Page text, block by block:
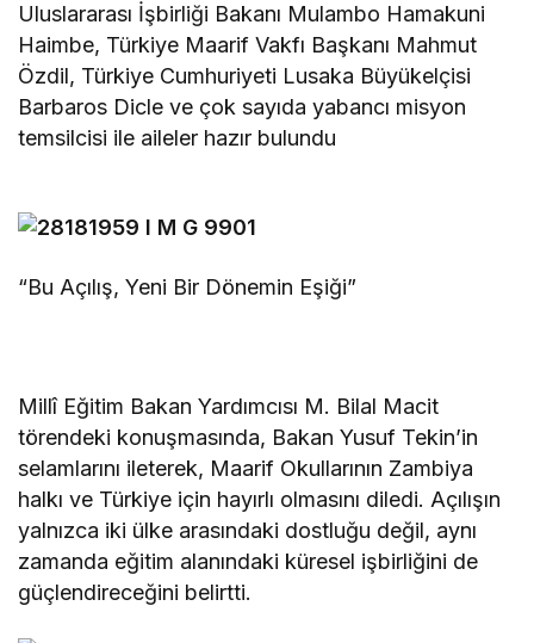
Uluslararası İşbirliği Bakanı Mulambo Hamakuni
Haimbe, Türkiye Maarif Vakfı Başkanı Mahmut
Özdil, Türkiye Cumhuriyeti Lusaka Büyükelçisi
Barbaros Dicle ve çok sayıda yabancı misyon
temsilcisi ile aileler hazır bulundu
“Bu Açılış, Yeni Bir Dönemin Eşiği”
Millî Eğitim Bakan Yardımcısı M. Bilal Macit
törendeki konuşmasında, Bakan Yusuf Tekin’in
selamlarını ileterek, Maarif Okullarının Zambiya
halkı ve Türkiye için hayırlı olmasını diledi. Açılışın
yalnızca iki ülke arasındaki dostluğu değil, aynı
zamanda eğitim alanındaki küresel işbirliğini de
güçlendireceğini belirtti.